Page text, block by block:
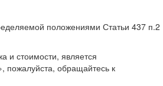
положениями Статьи 437 п.2
и стоимости, является
обращайтесь к